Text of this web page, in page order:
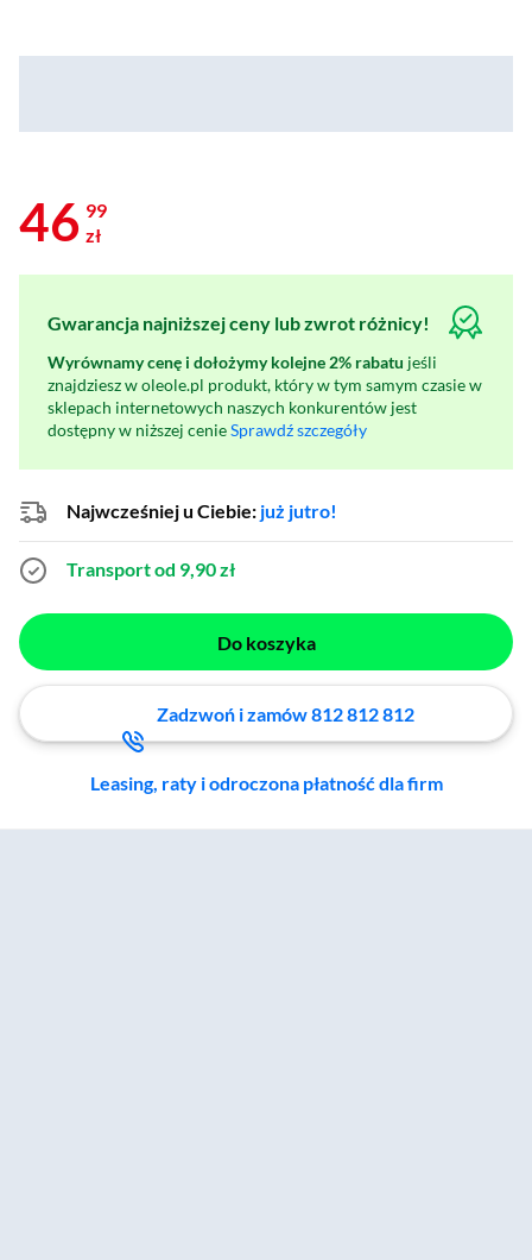
46 99
zł
Gwarancja najniższej ceny lub zwrot różnicy!
Wyrównamy cenę i dołożymy kolejne 2% rabatu jeśli
znajdziesz w oleole.pl produkt, który w tym samym czasie w
sklepach internetowych naszych konkurentów jest
dostępny w niższej cenieSprawdź szczegóły
Najwcześniej u Ciebie: już jutro!
Transport od 9,90 zł
Do koszyka
Zadzwoń i zamów 812 812 812
Leasing, raty i odroczona płatność dla firm